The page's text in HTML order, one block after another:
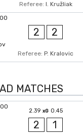
Referee: I. Kružliak
2 2
Referee: P. Kralovic
MATCHES
2.39 xG 0.45
2 1